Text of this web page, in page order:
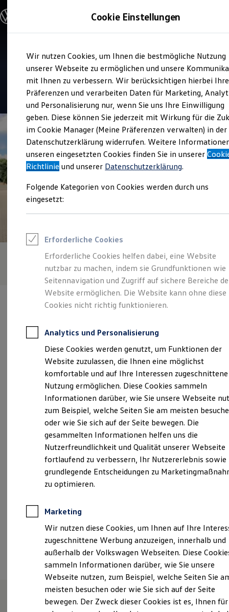
Hauptinhalt
springen
Footer
springen
Modelle & Konfigurator
Nutzfahrzeugkategorien entdecken
Modelle konfigurieren
Vorgängermodelle und Oldtimer
Vorgängermodelle
Oldtimer
Bulli Historie
Branchenlösungen & Gewerbekunden
Umbaulösungen und Hersteller finden
Auf- und Umbauten entdecken & konfigurieren
Groß- und Sonderkunden
Großkunden
Kommunen & Behörden
Journalisten
Sportvereine
Branchenlösungen
Gewerbliche Personenbeförderung
Service & mobile Werkstätten
Menschen mit Behinderung
Rettungsdienste
ONE Business ID Vorteile
Fahrzeugsuche & Marktplatz
Fahrzeugsuche
Fahrzeuge online kaufen
Digitaler Marktplatz
Kauf & Finanzierung
Online-Fahrzeugbewertung
Für Privatkunden
Für Gewerbekunden
Profi Paket
TopDeal
Gebrauchtwagen
ProfiPartner für Gebrauchtwagen
Zertifizierte Gebrauchtwagen
Finanzierung
Für Privatkunden
Für Gewerbekunden
Leasing
Für Privatkunden
Für Gewerbekunden
Versicherungen & Garantien
Garantien
Kfz-Versicherung für Nutzfahrzeuge
Restschuldversicherung
Wartungsverträge
Reparatur & Service
Sommer-Special
Reparatur, Pflege & Inspektion
Servicetermin anfragen
Service-Vorteile bei Volkswagen Nutzfahrzeuge
ServicePlus
Economy Service
Räder & Reifen Service
Ersatzfahrzeuge
Notdienst und Pannenhilfe
Software, Konnektivität & Apps
Service
Autohaus Vögler
4.9| 23 Bewertungen
Verantwortlich für die Inhalte auf dieser Seite ist die Autohaus
Vögler GmbH (Impressum & Rechtliches)
Zeller Gewerbezentrum 22, 64732 Bad König
+49 6063 95950
Montag-Freitag 07:00-18:00 Uhr
Samstag
08:00 -13:00 Uhr
Termin vereinbaren
Cookie Einstellungen
Wir nutzen Cookies, um Ihnen die bestmögliche Nutzung
unserer Webseite zu ermöglichen und unsere
mit Ihnen zu verbessern. Wir berücksichtigen hierbei Ihre
Präferenzen und verarbeiten Daten für Marketing,
und Personalisierung nur, wenn Sie uns Ihre Einwilligung
geben. Diese können Sie jederzeit mit Wirkung für die
im Cookie Manager (Meine Präferenzen verwalten) in der
Datenschutzerklärung widerrufen. Weitere
unseren eingesetzten Cookies finden Sie in unserer
Richtlinie und unserer Datenschutzerklärung.
Folgende Kategorien von Cookies werden durch uns
eingesetzt:
Erforderliche Cookies
Erforderliche Cookies helfen dabei, eine Website
nutzbar zu machen, indem sie Grundfunktionen wie
Seitennavigation und Zugriff auf sichere Bereiche
Website ermöglichen. Die Website kann ohne diese
Cookies nicht richtig funktionieren.
Analytics und Personalisierung
Diese Cookies werden genutzt, um Funktionen der
Website zuzulassen, die Ihnen eine möglichst
komfortable und auf Ihre Interessen zugeschnittene
Nutzung ermöglichen. Diese Cookies sammeln
Informationen darüber, wie Sie unsere Webseite
zum Beispiel, welche Seiten Sie am meisten
oder wie Sie sich auf der Seite bewegen. Die
gesammelten Informationen helfen uns die
Nutzerfreundlichkeit und Qualität unserer Webseite
fortlaufend zu verbessern, Ihr Nutzererlebnis sowie
grundlegende Entscheidungen zu
zu optimieren.
Marketing
Wir nutzen diese Cookies, um Ihnen auf Ihre
zugeschnittene Werbung anzuzeigen, innerhalb und
außerhalb der Volkswagen Webseiten. Diese
sammeln Informationen darüber, wie Sie unsere
Webseite nutzen, zum Beispiel, welche Seiten Sie
meisten besuchen oder wie Sie sich auf der Seite
bewegen. Der Zweck dieser Cookies ist es, Ihnen für